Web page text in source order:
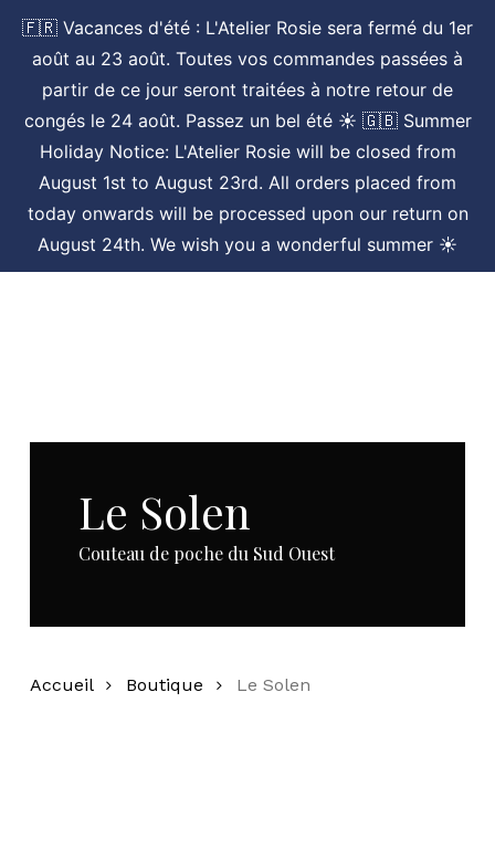
🇫🇷 Vacances d'été : L'Atelier Rosie sera fermé du 1er
août au 23 août. Toutes vos commandes passées à
partir de ce jour seront traitées à notre retour de
congés le 24 août. Passez un bel été ☀️ 🇬🇧 Summer
Holiday Notice: L'Atelier Rosie will be closed from
August 1st to August 23rd. All orders placed from
today onwards will be processed upon our return on
August 24th. We wish you a wonderful summer ☀️
main
content
Le Solen
Couteau de poche du Sud Ouest
Accueil Boutique Le Solen